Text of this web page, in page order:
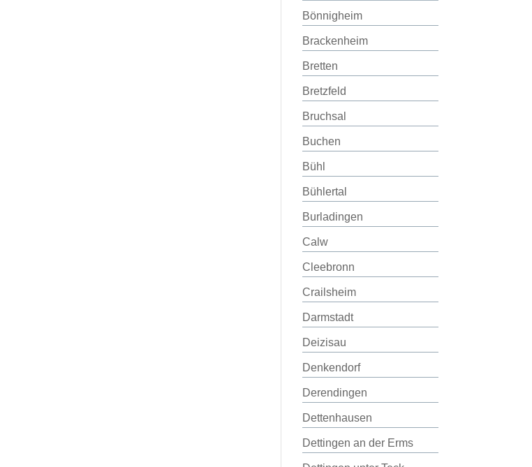
Bönnigheim
Brackenheim
Bretten
Bretzfeld
Bruchsal
Buchen
Bühl
Bühlertal
Burladingen
Calw
Cleebronn
Crailsheim
Darmstadt
Deizisau
Denkendorf
Derendingen
Dettenhausen
Dettingen an der Erms